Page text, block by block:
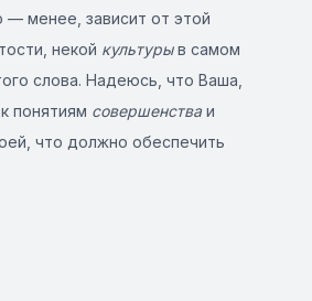
менее, зависит от этой
некой культурыв самом
слова. Надеюсь, что Ваша,
понятиям совершенства и
что должно обеспечить